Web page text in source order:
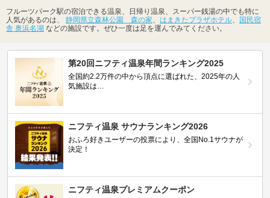
フルーツパーク駅の宿泊できる温泉、日帰り温泉、スーパー銭湯の中でも特に
人気があるのは、 静岡県立森林公園 森の家、 はまきたプラザホテル、 国民宿
舎 奥浜名湖 などの施設です。ぜひ一度は足を運んでみてください。
第20回ニフティ温泉年間ランキング2025
全国約2.2万件の中から頂点に選ばれた、2025年の人
気施設は…
ニフティ温泉 サウナランキング2026
おふろ好きユーザーの投票により、全国No.1サウナが
決定！
ニフティ温泉プレミアムクーポン